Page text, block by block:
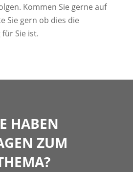
Kommen Sie gerne auf
Sie gern ob dies die
Sie ist.
HABEN
ZUM